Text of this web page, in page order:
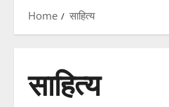
Home साहित्य
साहित्य